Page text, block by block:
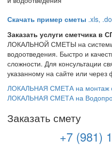
Скачать пример сметы .xls,
Заказать услуги сметчика в
ЛОКАЛЬНОЙ СМЕТЫ на
водоотведения. Быстро и
сложности. Для консультации
указанному на сайте или через
Навигация
по
ЛОКАЛЬНАЯ СМЕТА на монтаж
ЛОКАЛЬНАЯ СМЕТА на
Заказать смету
+7 (981)